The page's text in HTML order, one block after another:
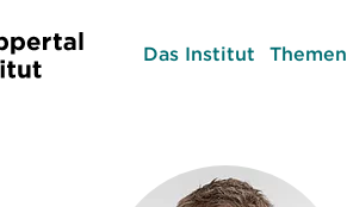
Das Institut Themen